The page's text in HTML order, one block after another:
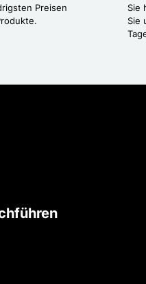
Preisen
Sie
Sie